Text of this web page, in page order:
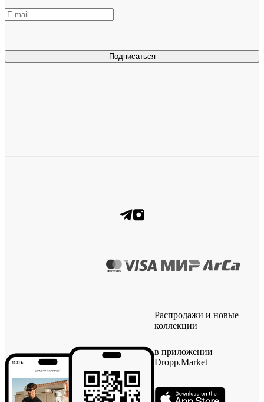
Подписаться
Распродажи и новые
коллекции
в приложении
Dropp.Market